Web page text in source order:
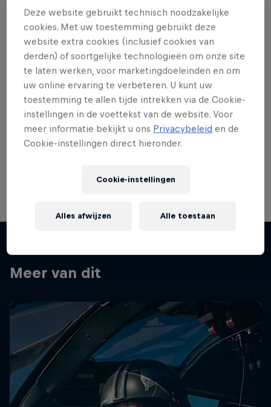
Meer van dit
Deze website gebruikt technisch noodzakelijke
cookies. Met uw toestemming gebruikt deze
website extra cookies (inclusief cookies van
derden) of soortgelijke technologieën om onze site
te laten werken, voor marketingdoeleinden en om
uw online ervaring te verbeteren. U kunt uw
toestemming te allen tijde intrekken via de Cookie-
instellingen in de voettekst van de website. Voor
meer informatie bekijkt u ons Privacybeleid en de
Cookie-instellingen direct hieronder.
Cookie-instellingen
Alles afwijzen Alle toestaan